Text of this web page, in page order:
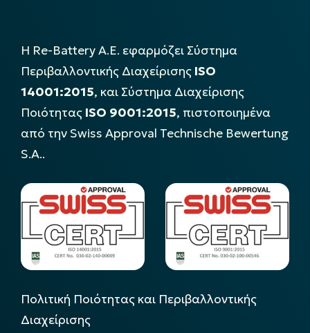
Η Re-Battery Α.Ε. εφαρμόζει Σύστημα
Περιβαλλοντικής Διαχείρισης ISO
14001:2015, και Σύστημα Διαχείρισης
Ποιότητας ISO 9001:2015, πιστοποιημένα
από την Swiss Approval Technische Bewertung
S.A..
Πολιτική Ποιότητας και Περιβαλλοντικής
Διαχείρισης